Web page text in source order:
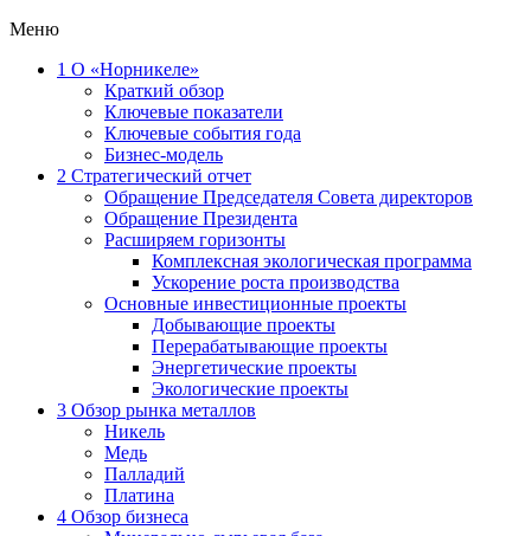
Меню
1 О «Норникеле»
Краткий обзор
Ключевые показатели
Ключевые события года
Бизнес-модель
2 Стратегический отчет
Обращение Председателя Совета директоров
Обращение Президента
Расширяем горизонты
Комплексная экологическая программа
Ускорение роста производства
Основные инвестиционные проекты
Добывающие проекты
Перерабатывающие проекты
Энергетические проекты
Экологические проекты
3 Обзор рынка металлов
Никель
Медь
Палладий
Платина
4 Обзор бизнеса